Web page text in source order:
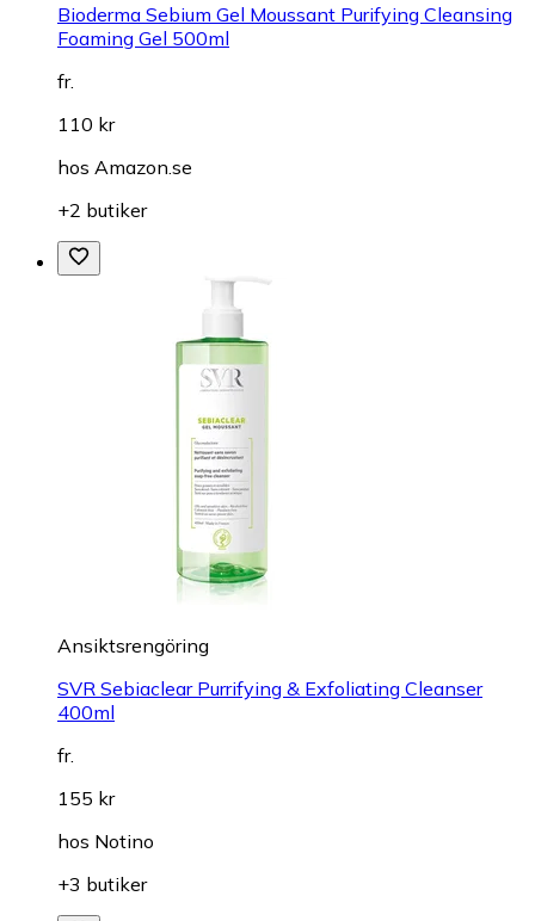
Bioderma Sebium Gel Moussant Purifying Cleansing
Foaming Gel 500ml
fr.
110 kr
hos Amazon.se
+2 butiker
Ansiktsrengöring
SVR Sebiaclear Purrifying & Exfoliating Cleanser
400ml
fr.
155 kr
hos Notino
+3 butiker